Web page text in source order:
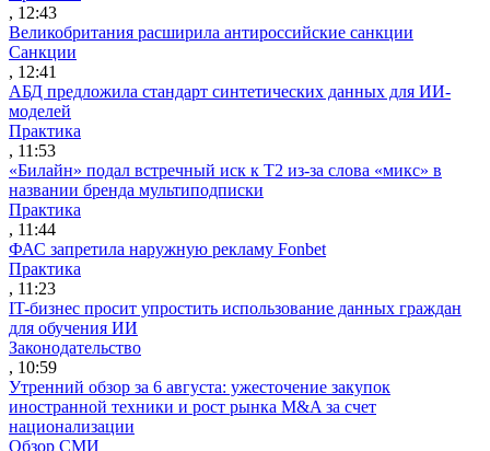
, 12:43
Великобритания расширила антироссийские санкции
Санкции
, 12:41
АБД предложила стандарт синтетических данных для ИИ-
моделей
Практика
, 11:53
«Билайн» подал встречный иск к Т2 из-за слова «микс» в
названии бренда мультиподписки
Практика
, 11:44
ФАС запретила наружную рекламу Fonbet
Практика
, 11:23
IT-бизнес просит упростить использование данных граждан
для обучения ИИ
Законодательство
, 10:59
Утренний обзор за 6 августа: ужесточение закупок
иностранной техники и рост рынка M&A за счет
национализации
Обзор СМИ